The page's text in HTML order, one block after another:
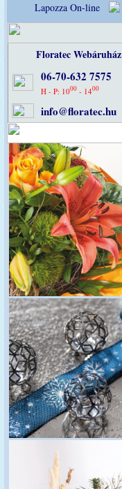
Lapozza On-line
Floratec Webáruház
06-70-632 7575
H - P: 1000- 1400
info@floratec.hu